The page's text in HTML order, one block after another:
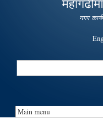
नगर
Search